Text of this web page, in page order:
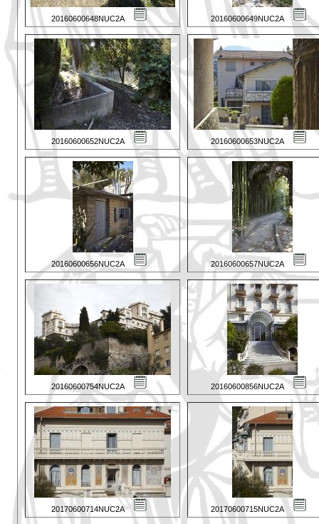
20160600648NUC2A 20160600649NUC2A
20160600652NUC2A 20160600653NUC2A
20160600656NUC2A 20160600657NUC2A
20160600754NUC2A 20160600856NUC2A
20170600714NUC2A 20170600715NUC2A